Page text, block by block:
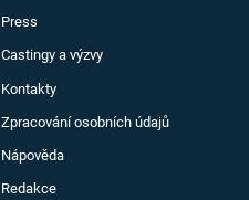
Press
Castingy a výzvy
Kontakty
Zpracování osobních údajů
Nápověda
Redakce